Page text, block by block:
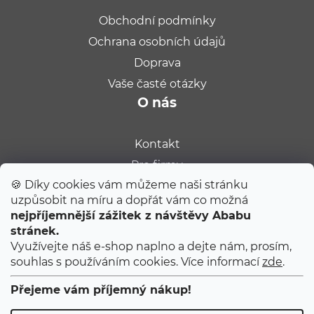
🍪 Díky cookies vám můžeme naši stránku
uzpůsobit na míru a dopřát vám co možná
nejpříjemnější zážitek z návštěvy Ababu
stránek.
Využívejte náš e-shop naplno a dejte nám, prosím,
souhlas s používáním cookies. Více informacízde.
Přejeme vám příjemný nákup!
Obchodní podmínky
Ochrana osobních údajů
Doprava
Vaše časté otázky
O nás
Kontakt
Pro firmy
Velkoobchod
Kariéra
Populární na blogu
Tipy od Jitky do porodnice
Ty úplně první narozeniny
První 2 měsíce s miminkem